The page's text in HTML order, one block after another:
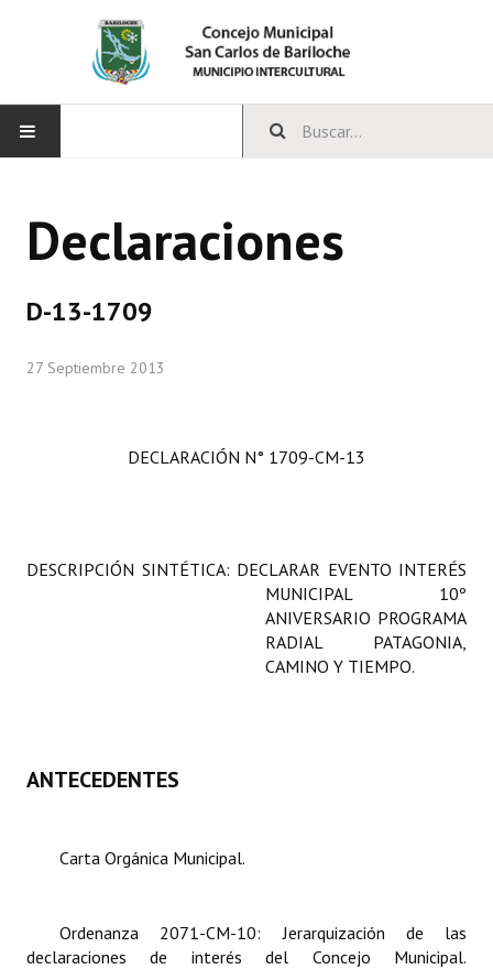
CONCEJO
Comisiones Permanentes
LEGISLACIÓN
Informes de Gestión
Declaraciones
D-13-1709
27 Septiembre 2013
DECLARACIÓN N° 1709-CM-13
DESCRIPCIÓN SINTÉTICA: DECLARAR EVENTO INTERÉS
MUNICIPAL 10º
ANIVERSARIO PROGRAMA
RADIAL PATAGONIA,
CAMINO Y TIEMPO.
ANTECEDENTES
Carta Orgánica Municipal.
Ordenanza 2071-CM-10: Jerarquización de las
declaraciones de interés del Concejo Municipal.